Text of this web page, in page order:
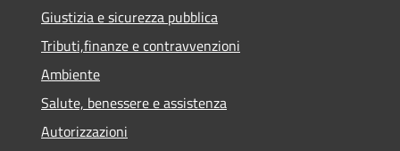
Giustizia e sicurezza pubblica
Tributi,finanze e contravvenzioni
Ambiente
Salute, benessere e assistenza
Autorizzazioni